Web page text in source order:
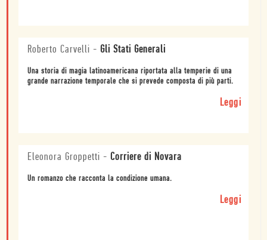
Roberto Carvelli - Gli Stati Generali
Una storia di magia latinoamericana riportata alla temperie di una
grande narrazione temporale che si prevede composta di più parti.
Leggi
Eleonora Groppetti - Corriere di Novara
Un romanzo che racconta la condizione umana.
Leggi